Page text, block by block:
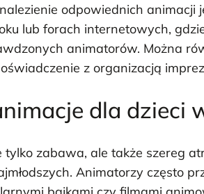
odpowiednich animacji
lub forach internetowych,
animatorów. Można
z organizacją
dla dzieci
zabawa, ale także szereg
Animatorzy często